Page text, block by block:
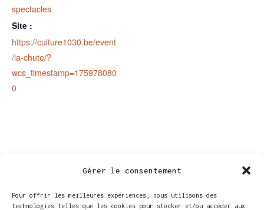
Gérer le consentement
Pour offrir les meilleures expériences, nous utilisons des
technologies telles que les cookies pour stocker et/ou accéder aux
spectacles
Site :
https://culture1030.be/event
/la-chute/?
wcs_timestamp=175978080
0